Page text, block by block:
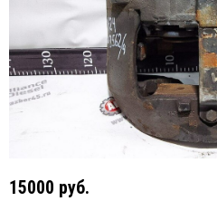
15000 руб.